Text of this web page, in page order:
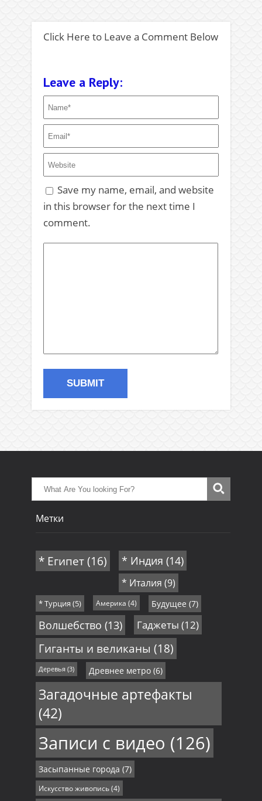
Click Here to Leave a Comment Below
Leave a Reply:
Save my name, email, and website
in this browser for the next time I
comment.
Метки
* Египет(16) * Индия (14)
* Италия (9)
* Турция (5) Америка (4) Будущее (7)
Волшебство (13) Гаджеты (12)
Гиганты и великаны (18)
Деревья(3) Древнее метро(6)
Загадочные артефакты
(42)
Записи с видео (126)
Засыпанные города (7)
Искусство живопись(4)